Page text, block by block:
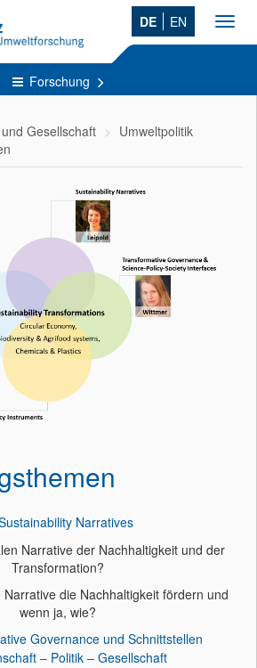
DE EN
Forschung
Gesellschaft
Umweltpolitik
Narratives
Narrative der Nachhaltigkeit und der
Transformation?
die Nachhaltigkeit fördern und
wenn ja, wie?
Governance und Schnittstellen
– Politik – Gesellschaft